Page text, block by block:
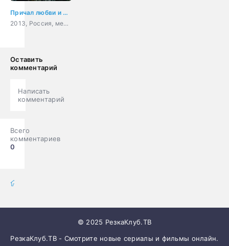
Причал любви и надежды
2013, Россия, мелодрама
Оставить
комментарий
Написать
комментарий
Всего
комментариев
0
© 2025 РезкаКлуб.ТВ
РезкаКлуб.ТВ - Смотрите новые сериалы и фильмы онлайн.